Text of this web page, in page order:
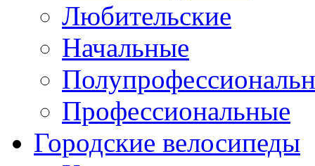
Любительские
Начальные
Профессиональные
Городские велосипеды